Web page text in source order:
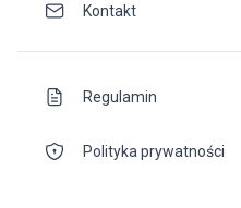
Kontakt
Regulamin
Polityka prywatności